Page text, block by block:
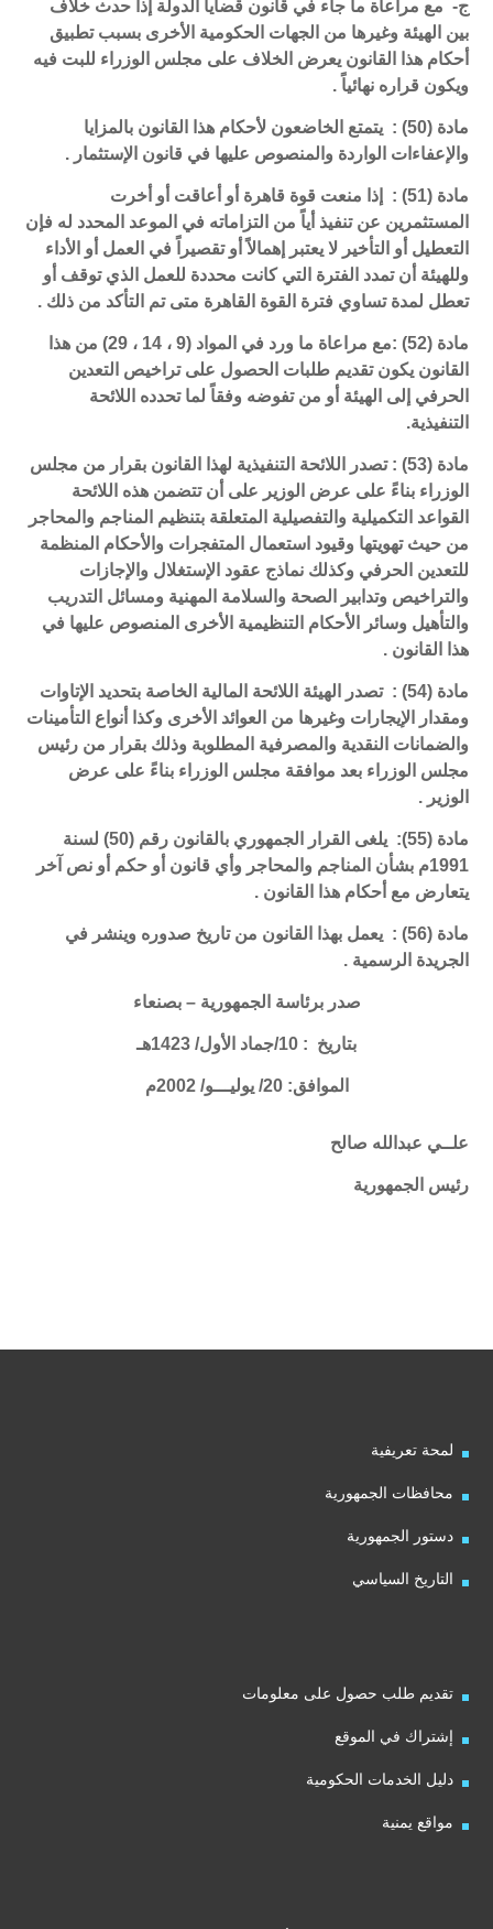
ج- مع مراعاة ما جاء في قانون قضايا الدولة إذا حدث خلاف
بين الهيئة وغيرها من الجهات الحكومية الأخرى بسبب تطبيق
أحكام هذا القانون يعرض الخلاف على مجلس الوزراء للبت فيه
ويكون قراره نهائياً .
مادة (50) : يتمتع الخاضعون لأحكام هذا القانون بالمزايا
والإعفاءات الواردة والمنصوص عليها في قانون الإستثمار .
مادة (51) : إذا منعت قوة قاهرة أو أعاقت أو أخرت
المستثمرين عن تنفيذ أياً من التزاماته في الموعد المحدد له فإن
التعطيل أو التأخير لا يعتبر إهمالاً أو تقصيراً في العمل أو الأداء
وللهيئة أن تمدد الفترة التي كانت محددة للعمل الذي توقف أو
تعطل لمدة تساوي فترة القوة القاهرة متى تم التأكد من ذلك .
مادة (52) :مع مراعاة ما ورد في المواد (9 ، 14 ، 29) من هذا
القانون يكون تقديم طلبات الحصول على تراخيص التعدين
الحرفي إلى الهيئة أو من تفوضه وفقاً لما تحدده اللائحة
التنفيذية.
مادة (53) : تصدر اللائحة التنفيذية لهذا القانون بقرار من مجلس
الوزراء بناءً على عرض الوزير على أن تتضمن هذه اللائحة
القواعد التكميلية والتفصيلية المتعلقة بتنظيم المناجم والمحاجر
من حيث تهويتها وقيود استعمال المتفجرات والأحكام المنظمة
للتعدين الحرفي وكذلك نماذج عقود الإستغلال والإجازات
والتراخيص وتدابير الصحة والسلامة المهنية ومسائل التدريب
والتأهيل وسائر الأحكام التنظيمية الأخرى المنصوص عليها في
هذا القانون .
مادة (54) : تصدر الهيئة اللائحة المالية الخاصة بتحديد الإتاوات
ومقدار الإيجارات وغيرها من العوائد الأخرى وكذا أنواع التأمينات
والضمانات النقدية والمصرفية المطلوبة وذلك بقرار من رئيس
مجلس الوزراء بعد موافقة مجلس الوزراء بناءً على عرض
الوزير .
مادة (55): يلغى القرار الجمهوري بالقانون رقم (50) لسنة
1991م بشأن المناجم والمحاجر وأي قانون أو حكم أو نص آخر
يتعارض مع أحكام هذا القانون .
مادة (56) : يعمل بهذا القانون من تاريخ صدوره وينشر في
الجريدة الرسمية .
صدر برئاسة الجمهورية – بصنعاء
بتاريخ : 10/جماد الأول/ 1423هـ
الموافق: 20/ يوليـــو/ 2002م
علــي عبدالله صالح
رئيس الجمهورية
لمحة تعريفية
محافظات الجمهورية
دستور الجمهورية
التاريخ السياسي
تقديم طلب حصول على معلومات
إشتراك في الموقع
دليل الخدمات الحكومية
مواقع يمنية